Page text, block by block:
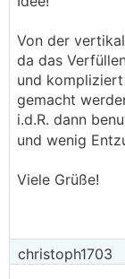
Leistung und
Von der
da das
und
gemacht
i.d.R. dann
und wenig
Viele Grüße!
christoph1703